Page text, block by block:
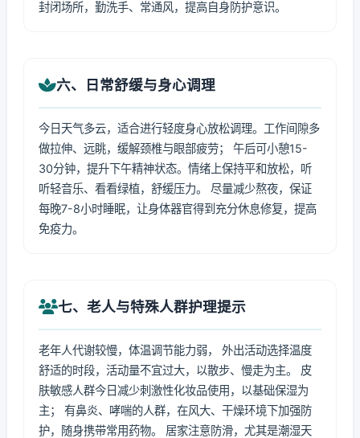
封闭场所，勤洗手、常通风，提高自身防护意识。
六、日常舒缓与身心调理
今日天气多云，适合进行轻度身心放松调理。工作间隙多
做拉伸、远眺，缓解颈椎与眼部疲劳； 午后可小憩15-
30分钟，提升下午精神状态。情绪上保持平和放松，听
听轻音乐、看看绿植，舒缓压力。 尽量减少熬夜，保证
每晚7-8小时睡眠，让身体器官得到充分休息修复，提高
免疫力。
七、老人与特殊人群护理提示
老年人代谢较慢，体温调节能力弱， 外出活动选择温度
舒适的时段，活动量不宜过大，以散步、慢走为主。 皮
肤敏感人群今日减少刺激性化妆品使用，以基础保湿为
主； 有鼻炎、哮喘的人群，在风大、干燥环境下加强防
护，随身携带常用药物。 居家注意防滑，尤其是潮湿天